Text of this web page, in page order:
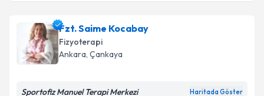
Fzt. Gamze Şenbursaiçin randevu takvimi talebi
oluşturun. Size bu uzmandan randevu almanız için bir
takvim hazırlandığında e-posta ile bilgilendireceğiz.
Fzt. Saime Kocabay
Fizyoterapi
Ankara, Çankaya
Sportofiz Manuel Terapi Merkezi Haritada Göster